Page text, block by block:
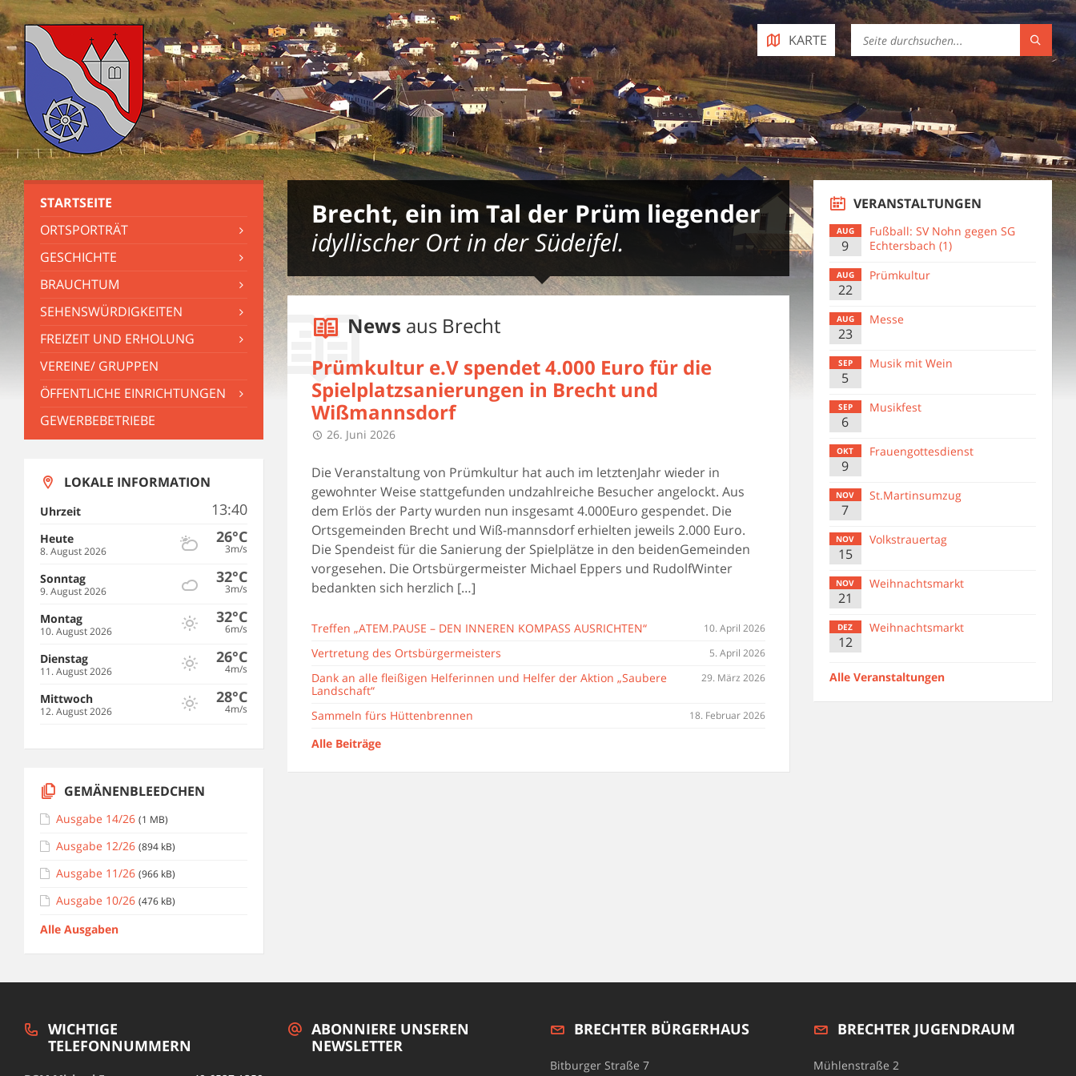
KARTE
Brecht, ein im Tal der Prüm liegender
idyllischer Ort in der Südeifel.
News aus Brecht
Prümkultur e.V spendet 4.000 Euro für die
Spielplatzsanierungen in Brecht und
Wißmannsdorf
26. Juni 2026
Die Veranstaltung von Prümkultur hat auch im letztenJahr wieder in
gewohnter Weise stattgefunden undzahlreiche Besucher angelockt. Aus
dem Erlös der Party wurden nun insgesamt 4.000Euro gespendet. Die
Ortsgemeinden Brecht und Wiß-mannsdorf erhielten jeweils 2.000 Euro.
Die Spendeist für die Sanierung der Spielplätze in den beidenGemeinden
vorgesehen. Die Ortsbürgermeister Michael Eppers und RudolfWinter
bedankten sich herzlich […]
Treffen „ATEM.PAUSE – DEN INNEREN KOMPASS AUSRICHTEN“ 10. April 2026
Vertretung des Ortsbürgermeisters 5. April 2026
Dank an alle fleißigen Helferinnen und Helfer der Aktion „Saubere
Landschaft“
29. März 2026
Sammeln fürs Hüttenbrennen 18. Februar 2026
Alle Beiträge
STARTSEITE
ORTSPORTRÄT
GESCHICHTE
BRAUCHTUM
SEHENSWÜRDIGKEITEN
FREIZEIT UND ERHOLUNG
VEREINE/ GRUPPEN
ÖFFENTLICHE EINRICHTUNGEN
GEWERBEBETRIEBE
LOKALE INFORMATION
Uhrzeit 13:40
Heute
8. August 2026
26°C
3m/s
Sonntag
9. August 2026
32°C
3m/s
Montag
10. August 2026
32°C
6m/s
Dienstag
11. August 2026
26°C
4m/s
Mittwoch
12. August 2026
28°C
4m/s
GEMÄNENBLEEDCHEN
Ausgabe 14/26 (1 MB)
Ausgabe 12/26 (894 kB)
Ausgabe 11/26 (966 kB)
Ausgabe 10/26 (476 kB)
Alle Ausgaben
VERANSTALTUNGEN
AUG
9
Fußball: SV Nohn gegen SG
Echtersbach (1)
AUG
22
Prümkultur
AUG
23
Messe
SEP
5
Musik mit Wein
SEP
6
Musikfest
OKT
9
Frauengottesdienst
NOV
7
St.Martinsumzug
NOV
15
Volkstrauertag
NOV
21
Weihnachtsmarkt
DEZ
12
Weihnachtsmarkt
Alle Veranstaltungen
WICHTIGE
TELEFONNUMMERN
ABONNIERE UNSEREN
NEWSLETTER
BRECHTER BÜRGERHAUS
Bitburger Straße 7
BRECHTER JUGENDRAUM
Mühlenstraße 2